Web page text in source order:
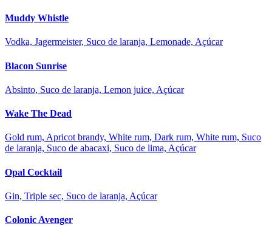
Muddy Whistle
Vodka, Jagermeister, Suco de laranja, Lemonade, Açúcar
Blacon Sunrise
Absinto, Suco de laranja, Lemon juice, Açúcar
Wake The Dead
Gold rum, Apricot brandy, White rum, Dark rum, White rum, Suco
de laranja, Suco de abacaxi, Suco de lima, Açúcar
Opal Cocktail
Gin, Triple sec, Suco de laranja, Açúcar
Colonic Avenger